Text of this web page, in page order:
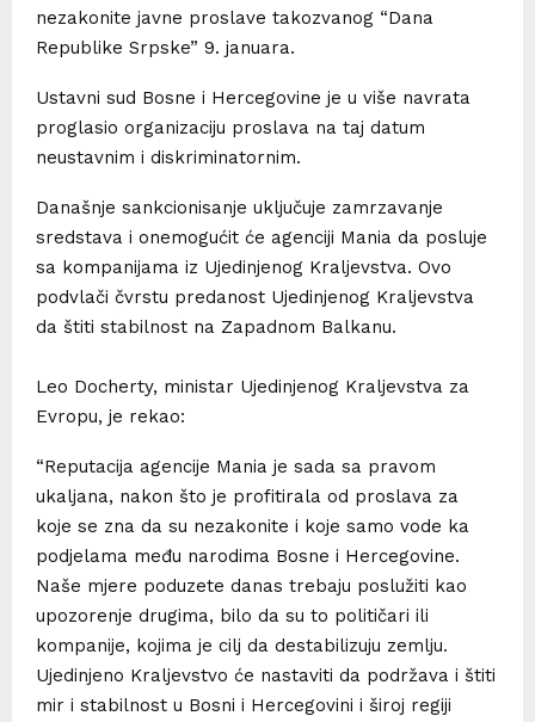
nezakonite javne proslave takozvanog “Dana
Republike Srpske” 9. januara.
Ustavni sud Bosne i Hercegovine je u više navrata
proglasio organizaciju proslava na taj datum
neustavnim i diskriminatornim.
Današnje sankcionisanje uključuje zamrzavanje
sredstava i onemogućit će agenciji Mania da posluje
sa kompanijama iz Ujedinjenog Kraljevstva. Ovo
podvlači čvrstu predanost Ujedinjenog Kraljevstva
da štiti stabilnost na Zapadnom Balkanu.
Leo Docherty, ministar Ujedinjenog Kraljevstva za
Evropu, je rekao:
“Reputacija agencije Mania je sada sa pravom
ukaljana, nakon što je profitirala od proslava za
koje se zna da su nezakonite i koje samo vode ka
podjelama među narodima Bosne i Hercegovine.
Naše mjere poduzete danas trebaju poslužiti kao
upozorenje drugima, bilo da su to političari ili
kompanije, kojima je cilj da destabilizuju zemlju.
Ujedinjeno Kraljevstvo će nastaviti da podržava i štiti
mir i stabilnost u Bosni i Hercegovini i široj regiji